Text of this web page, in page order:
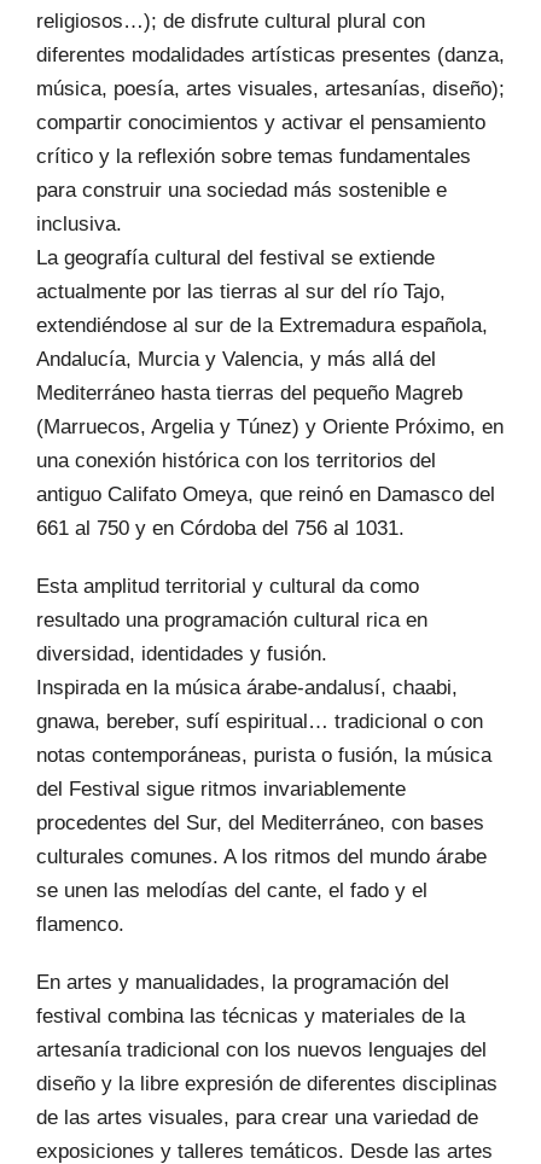
religiosos…); de disfrute cultural plural con
diferentes modalidades artísticas presentes (danza,
música, poesía, artes visuales, artesanías, diseño);
compartir conocimientos y activar el pensamiento
crítico y la reflexión sobre temas fundamentales
para construir una sociedad más sostenible e
inclusiva.
La geografía cultural del festival se extiende
actualmente por las tierras al sur del río Tajo,
extendiéndose al sur de la Extremadura española,
Andalucía, Murcia y Valencia, y más allá del
Mediterráneo hasta tierras del pequeño Magreb
(Marruecos, Argelia y Túnez) y Oriente Próximo, en
una conexión histórica con los territorios del
antiguo Califato Omeya, que reinó en Damasco del
661 al 750 y en Córdoba del 756 al 1031.
Esta amplitud territorial y cultural da como
resultado una programación cultural rica en
diversidad, identidades y fusión.
Inspirada en la música árabe-andalusí, chaabi,
gnawa, bereber, sufí espiritual… tradicional o con
notas contemporáneas, purista o fusión, la música
del Festival sigue ritmos invariablemente
procedentes del Sur, del Mediterráneo, con bases
culturales comunes. A los ritmos del mundo árabe
se unen las melodías del cante, el fado y el
flamenco.
En artes y manualidades, la programación del
festival combina las técnicas y materiales de la
artesanía tradicional con los nuevos lenguajes del
diseño y la libre expresión de diferentes disciplinas
de las artes visuales, para crear una variedad de
exposiciones y talleres temáticos. Desde las artes